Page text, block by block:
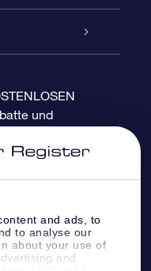
and ads, to
to analyse our
about your use of
and
Sternen“
und